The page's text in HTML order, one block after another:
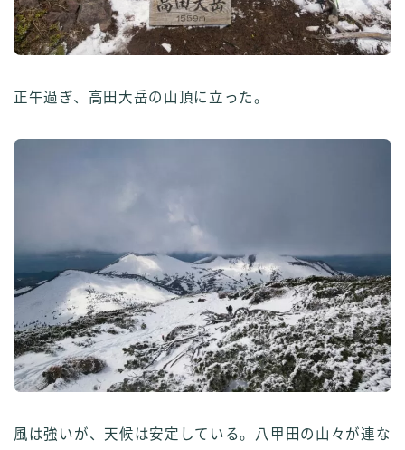
正午過ぎ、高田大岳の山頂に立った。
風は強いが、天候は安定している。八甲田の山々が連な